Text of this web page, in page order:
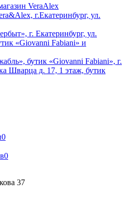
VeraAlex
г.Екатеринбург, ул.
г. Екатеринбург, ул.
«Giovanni Fabiani» и
бутик «Giovanni Fabiani», г.
Шварца д. 17, 1 этаж, бутик
0
0
37